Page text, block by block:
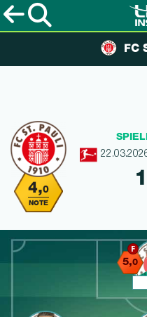
FC
4,0
NOTE
5,0